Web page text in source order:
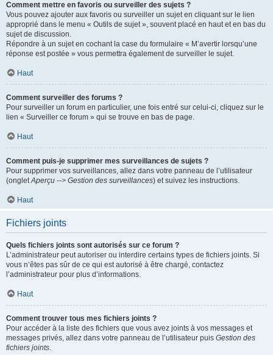
Comment mettre en favoris ou surveiller des sujets ?
Vous pouvez ajouter aux favoris ou surveiller un sujet en cliquant sur le lien
approprié dans le menu « Outils de sujet », souvent placé en haut et en bas du
sujet de discussion.
Répondre à un sujet en cochant la case du formulaire « M’avertir lorsqu’une
réponse est postée » vous permettra également de surveiller le sujet.
Haut
Comment surveiller des forums ?
Pour surveiller un forum en particulier, une fois entré sur celui-ci, cliquez sur le
lien « Surveiller ce forum » qui se trouve en bas de page.
Haut
Comment puis-je supprimer mes surveillances de sujets ?
Pour supprimer vos surveillances, allez dans votre panneau de l’utilisateur
(ongletAperçu --> Gestion des surveillances) et suivez les instructions.
Haut
Fichiers joints
Quels fichiers joints sont autorisés sur ce forum ?
L’administrateur peut autoriser ou interdire certains types de fichiers joints. Si
vous n’êtes pas sûr de ce qui est autorisé à être chargé, contactez
l’administrateur pour plus d’informations.
Haut
Comment trouver tous mes fichiers joints ?
Pour accéder à la liste des fichiers que vous avez joints à vos messages et
messages privés, allez dans votre panneau de l’utilisateur puis Gestion des
fichiers joints.